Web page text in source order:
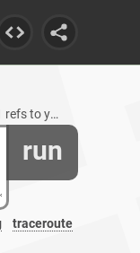
run
traceroute
to youngtube.xyz